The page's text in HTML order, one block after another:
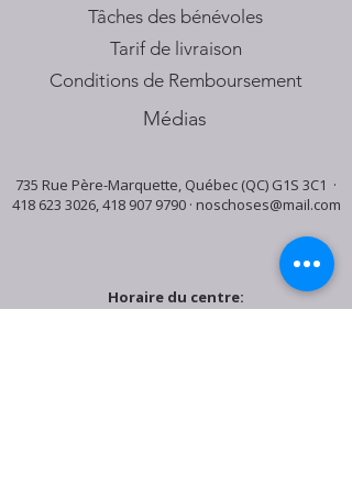
Tâches des bénévoles
Tarif de livraison
Conditions de Remboursement
Médias
735 Rue Père-Marquette, Québec (QC) G1S 3C1 ·
418 623 3026,418 907 9790· noschoses@mail.com
Horaire du centre: